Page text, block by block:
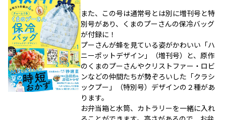
また、この号は通常号とは別に増刊号と特
別号があり、くまのプーさんの保冷バッグ
が付録に！
プーさんが蜂を見ている姿がかわいい「ハ
ニーポットデザイン」（増刊号）と、原作
のくまのプーさんやクリストファー・ロビ
ンなどの仲間たちが勢ぞろいした「クラシ
ックプー」（特別号）デザインの２種があ
ります。
お弁当箱と水筒、カトラリーを一緒に入れ